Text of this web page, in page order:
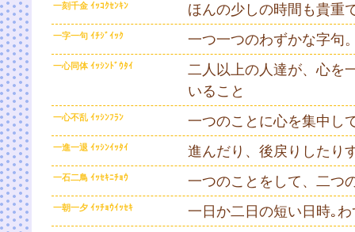
一刻千金 ｲｯｺｸｾﾝｷﾝ ほんの少しの時間も貴重
一字一句 ｲﾁｼﾞｲｯｸ 一つ一つのわずかな字句
一心同体 ｲｯｼﾝﾄﾞｳﾀｲ
二人以上の人達が、心を
いること
一心不乱 ｲｯｼﾝﾌﾗﾝ 一つのことに心を集中し
一進一退 ｲｯｼﾝｲｯﾀｲ 進んだり、後戻りしたり
一石二鳥 ｲｯｾｷﾆﾁｮｳ 一つのことをして、二つ
一朝一夕 ｲｯﾁｮｳｲｯｾｷ 一日か二日の短い日時｡